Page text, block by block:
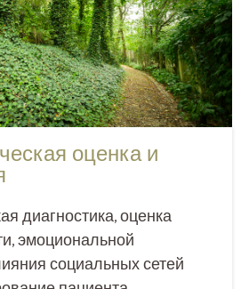
оценка и
диагностика, оценка
эмоциональной
социальных сетей